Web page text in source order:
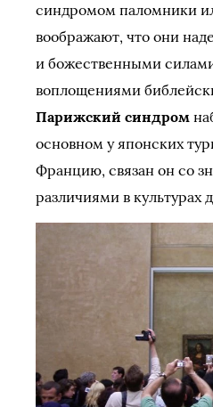
синдромом паломники
воображают, что они
и божественными
воплощениями
Парижский синдром
основном у японских
Францию, связан он со
различиями в культурах